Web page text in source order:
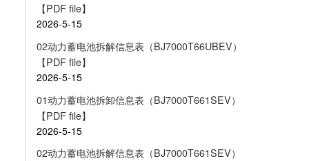
【PDF file】
2026-5-15
02动力蓄电池拆解信息表（BJ7000T66UBEV）
【PDF file】
2026-5-15
01动力蓄电池拆卸信息表（BJ7000T661SEV）
【PDF file】
2026-5-15
02动力蓄电池拆解信息表（BJ7000T661SEV）